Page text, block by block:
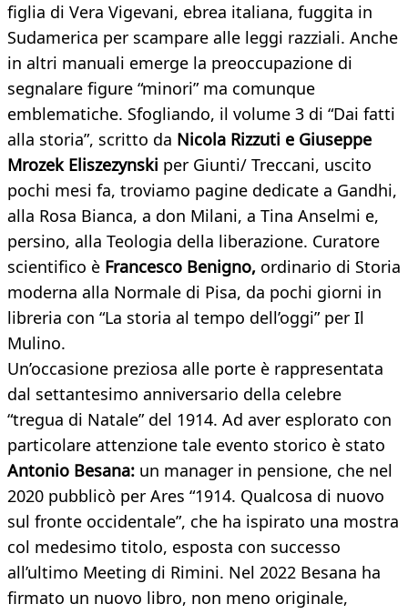
figlia di Vera Vigevani, ebrea italiana, fuggita in
Sudamerica per scampare alle leggi razziali. Anche
in altri manuali emerge la preoccupazione di
segnalare figure “minori” ma comunque
emblematiche. Sfogliando, il volume 3 di “Dai fatti
alla storia”, scritto da Nicola Rizzuti e Giuseppe
Mrozek Eliszezynski per Giunti/ Treccani, uscito
pochi mesi fa, troviamo pagine dedicate a Gandhi,
alla Rosa Bianca, a don Milani, a Tina Anselmi e,
persino, alla Teologia della liberazione. Curatore
scientifico è Francesco Benigno, ordinario di Storia
moderna alla Normale di Pisa, da pochi giorni in
libreria con “La storia al tempo dell’oggi” per Il
Mulino.
Un’occasione preziosa alle porte è rappresentata
dal settantesimo anniversario della celebre
“tregua di Natale” del 1914. Ad aver esplorato con
particolare attenzione tale evento storico è stato
Antonio Besana: un manager in pensione, che nel
2020 pubblicò per Ares “1914. Qualcosa di nuovo
sul fronte occidentale”, che ha ispirato una mostra
col medesimo titolo, esposta con successo
all’ultimo Meeting di Rimini. Nel 2022 Besana ha
firmato un nuovo libro, non meno originale,